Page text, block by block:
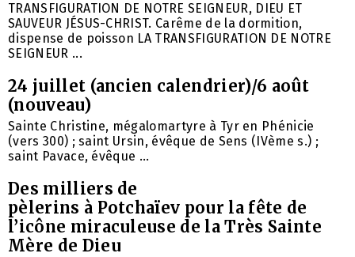
TRANSFIGURATION DE NOTRE SEIGNEUR, DIEU ET
SAUVEUR JÉSUS-CHRIST. Carême de la dormition,
dispense de poisson LA TRANSFIGURATION DE NOTRE
SEIGNEUR ...
24 juillet (ancien calendrier)/6 août
(nouveau)
Sainte Christine, mégalomartyre à Tyr en Phénicie
(vers 300) ; saint Ursin, évêque de Sens (IVème s.) ;
saint Pavace, évêque ...
Des milliers de
pèlerins à Potchaïev pour la fête de
l’icône miraculeuse de la Très Sainte
Mère de Dieu